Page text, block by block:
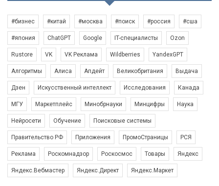
#бизнес #китай #москва #поиск #россия #сша
#япония ChatGPT Google IT-специалисты Ozon
Rustore VK VK Реклама Wildberries YandexGPT
Алгоритмы Алиса Апдейт Великобритания Выдача
Дзен Искусственный интеллект Исследования Канада
МГУ Маркетплейс Минобрнауки Минцифры Наука
Нейросети Обучение Поисковые системы
Правительство РФ Приложения ПромоСтраницы РСЯ
Реклама Роскомнадзор Роскосмос Товары Яндекс
Яндекс.Вебмастер Яндекс.Директ Яндекс.Маркет